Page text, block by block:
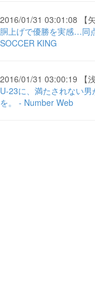
2016/01/31 03:01:08 【矢
胴上げで優勝を実感…同
SOCCER KING
2016/01/31 03:00:19 【浅
U-23に、満たされない
を。 - Number Web